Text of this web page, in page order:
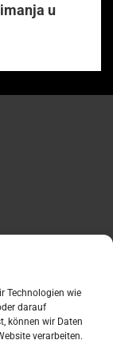
Technologien wie
darauf
können wir Daten
verarbeiten.
u